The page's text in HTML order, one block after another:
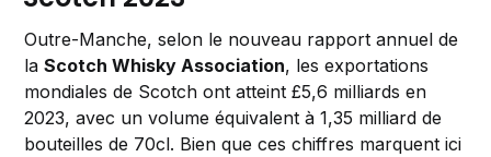
Outre-Manche, selon le nouveau rapport annuel de
laScotch Whisky Association, les exportations
mondiales de Scotch ont atteint £5,6 milliards en
2023, avec un volume équivalent à 1,35 milliard de
bouteilles de 70cl. Bien que ces chiffres marquent ici